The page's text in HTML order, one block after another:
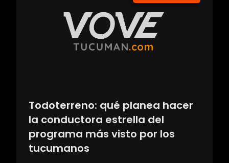
Todoterreno: qué planea hacer
la conductora estrella del
programa más visto por los
tucumanos